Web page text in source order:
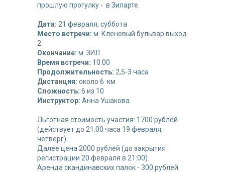
прошлую прогулку - в Зиларте.
Дата: 21 февраля, суббота
Место встречи: м. Кленовый бульвар выход
2
Окончание: м. ЗИЛ
Время встречи: 10.00
Продолжительность: 2,5-3 часа
Дистанция: около 6 км
Сложность: 6 из 10
Инструктор: Анна Ушакова
Льготная стоимость участия: 1700 рублей
(действует до 21:00 часа 19 февраля,
четверг).
Далее цена 2000 рублей (до закрытия
регистрации 20 февраля в 21:00).
Аренда скандинавских палок - 300 рублей